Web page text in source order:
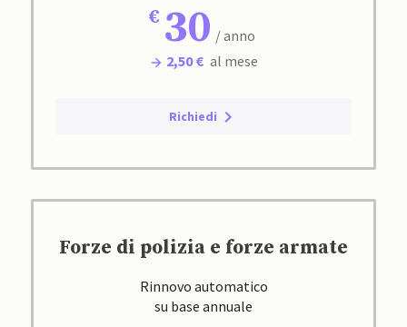
30 / anno
2,50 € al mese
Richiedi
Forze di polizia e forze armate
Rinnovo automatico
su base annuale